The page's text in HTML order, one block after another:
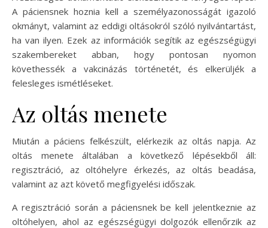
A páciensnek hoznia kell a személyazonosságát igazoló
okmányt, valamint az eddigi oltásokról szóló nyilvántartást,
ha van ilyen. Ezek az információk segítik az egészségügyi
szakembereket abban, hogy pontosan nyomon
követhessék a vakcinázás történetét, és elkerüljék a
felesleges ismétléseket.
Az oltás menete
Miután a páciens felkészült, elérkezik az oltás napja. Az
oltás menete általában a következő lépésekből áll:
regisztráció, az oltóhelyre érkezés, az oltás beadása,
valamint az azt követő megfigyelési időszak.
A regisztráció során a páciensnek be kell jelentkeznie az
oltóhelyen, ahol az egészségügyi dolgozók ellenőrzik az